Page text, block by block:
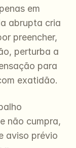
em
abrupta cria
preencher,
perturba a
para
exatidão.
não cumpra,